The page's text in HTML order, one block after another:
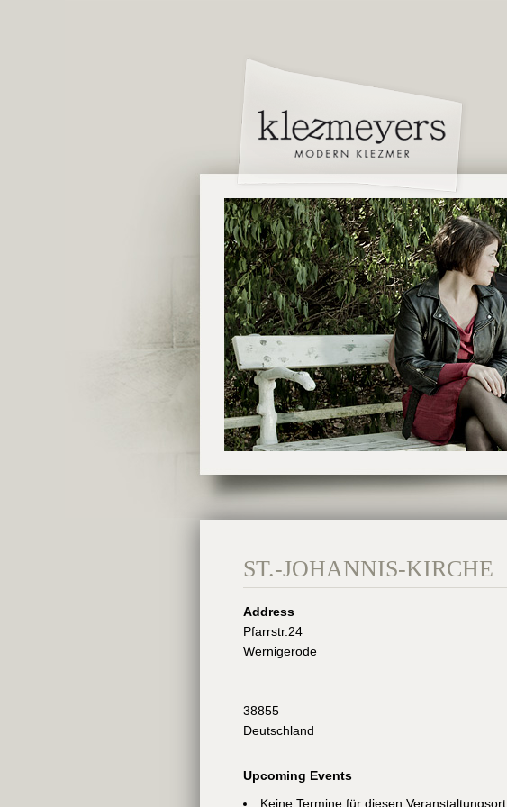
ST.-JOHANNIS-KIRCHE
Address
Pfarrstr.24
Wernigerode
38855
Deutschland
Upcoming Events
Keine Termine für diesen Veranstaltungsort